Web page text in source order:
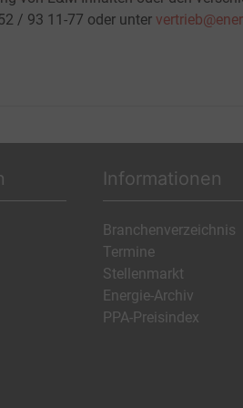
/ 93 11-77 oder unter
Informationen
Branchenverzeichnis
Termine
Stellenmarkt
Energie-Archiv
PPA-Preisindex